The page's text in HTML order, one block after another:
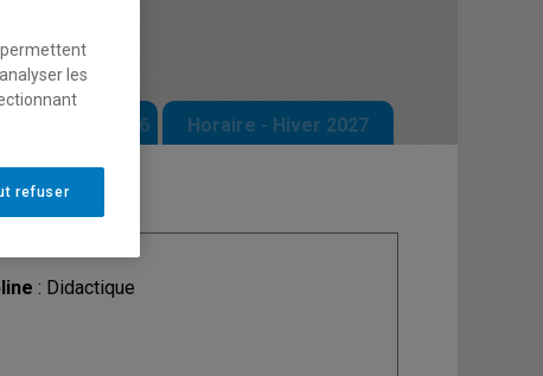
- Automne 2026 Horaire - Hiver 2027
: Didactique
permettent
les
refuser